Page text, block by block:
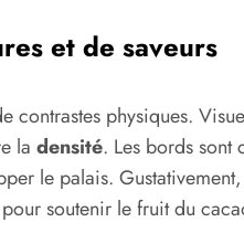
et de saveurs
contrastes physiques.
la densité. Les bords sont
le palais.
pour soutenir le fruit du